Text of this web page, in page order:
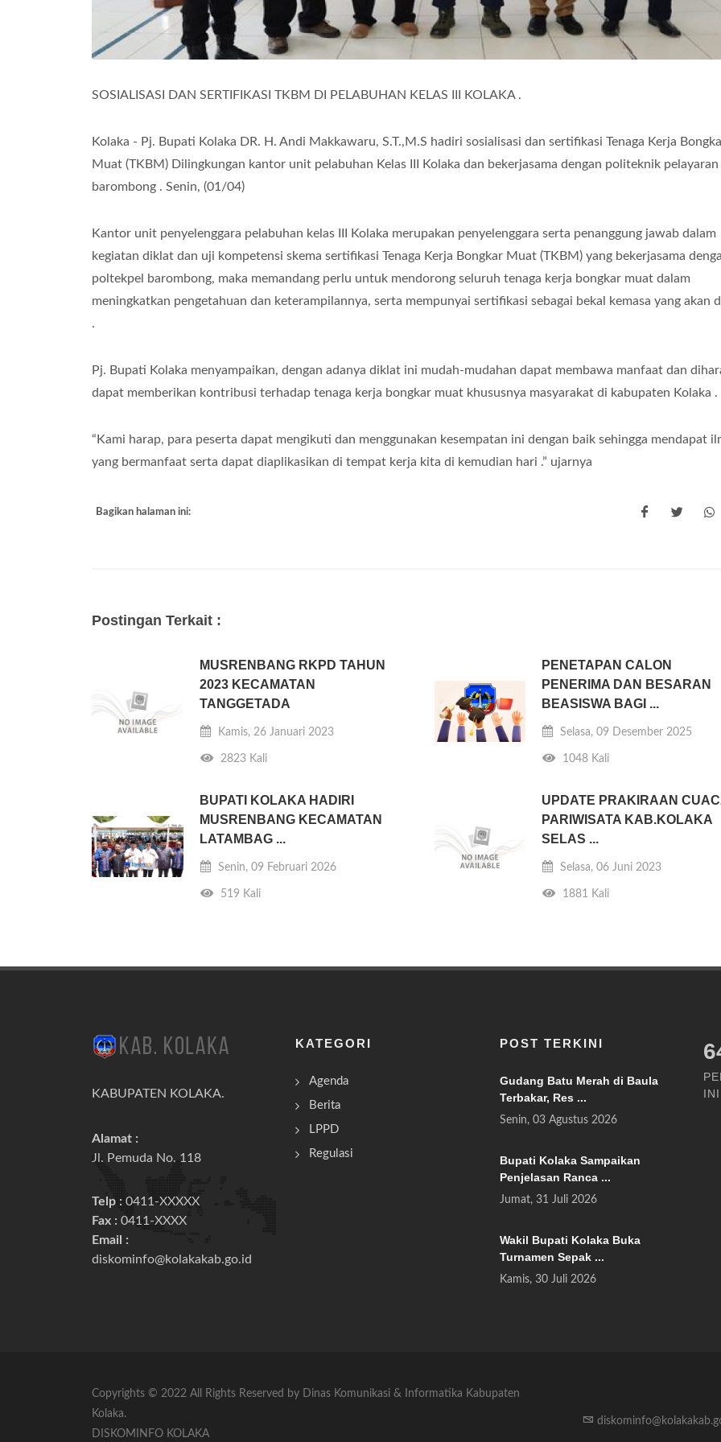
SOSIALISASI DAN SERTIFIKASI TKBM DI PELABUHAN KELAS III KOLAKA .
Kolaka - Pj. Bupati Kolaka DR. H. Andi Makkawaru, S.T.,M.S hadiri sosialisasi dan sertifikasi Tenaga Kerja
Muat (TKBM) Dilingkungan kantor unit pelabuhan Kelas III Kolaka dan bekerjasama dengan politeknik pelayaran
barombong . Senin, (01/04)
Kantor unit penyelenggara pelabuhan kelas III Kolaka merupakan penyelenggara serta penanggung jawab dalam
kegiatan diklat dan uji kompetensi skema sertifikasi Tenaga Kerja Bongkar Muat (TKBM) yang bekerjasama
poltekpel barombong, maka memandang perlu untuk mendorong seluruh tenaga kerja bongkar muat dalam
meningkatkan pengetahuan dan keterampilannya, serta mempunyai sertifikasi sebagai bekal kemasa yang akan
.
Pj. Bupati Kolaka menyampaikan, dengan adanya diklat ini mudah-mudahan dapat membawa manfaat dan
dapat memberikan kontribusi terhadap tenaga kerja bongkar muat khususnya masyarakat di kabupaten Kolaka .
“Kami harap, para peserta dapat mengikuti dan menggunakan kesempatan ini dengan baik sehingga mendapat
yang bermanfaat serta dapat diaplikasikan di tempat kerja kita di kemudian hari .” ujarnya
Bagikan halaman ini:
Postingan Terkait :
MUSRENBANG RKPD TAHUN
2023 KECAMATAN
TANGGETADA
Kamis, 26 Januari 2023
2823 Kali
PENETAPAN CALON
PENERIMA DAN BESARAN
BEASISWA BAGI ...
Selasa, 09 Desember 2025
1048 Kali
BUPATI KOLAKA HADIRI
MUSRENBANG KECAMATAN
LATAMBAG ...
Senin, 09 Februari 2026
519 Kali
UPDATE PRAKIRAAN
PARIWISATA KAB.KOLAKA
SELAS ...
Selasa, 06 Juni 2023
1881 Kali
KABUPATEN KOLAKA.
Alamat :
Jl. Pemuda No. 118
Telp : 0411-XXXXX
Fax : 0411-XXXX
Email :
diskominfo@kolakakab.go.id
KATEGORI
Agenda
Berita
LPPD
Regulasi
POST TERKINI
Gudang Batu Merah di Baula
Terbakar, Res ...
Senin, 03 Agustus 2026
Bupati Kolaka Sampaikan
Penjelasan Ranca ...
Jumat, 31 Juli 2026
Wakil Bupati Kolaka Buka
Turnamen Sepak ...
Kamis, 30 Juli 2026
INI
Copyrights © 2022 All Rights Reserved by Dinas Komunikasi & Informatika Kabupaten
Kolaka.
DISKOMINFO KOLAKA